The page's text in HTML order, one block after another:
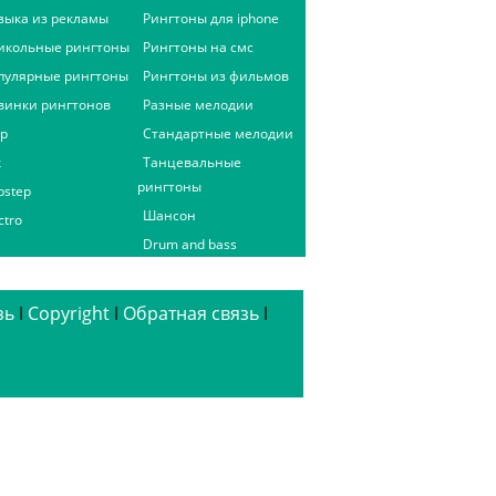
из рекламы
рингтоны
рингтоны
рингтонов
Рингтоны для iphone
Рингтоны на смс
Рингтоны из фильмов
Разные мелодии
Стандартные мелодии
Танцевальные
рингтоны
Шансон
Drum and bass
ǀ Copyright ǀ Обратная связь ǀ